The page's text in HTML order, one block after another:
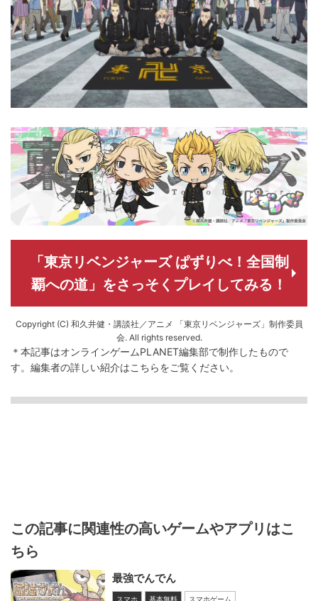
「東京リベンジャーズ ぱずりべ！全国制
覇への道」をさっそくプレイしてみる！
Copyright (C) 和久井健・講談社／アニメ 「東京リベンジャーズ」制作委員
会. All rights reserved.
＊本記事はオンラインゲームPLANET編集部で制作したもので
す。 編集者の詳しい紹介はこちらをご覧ください。
この記事に関連性の高いゲームやアプリはこ
ちら
最強でんでん
スマホ 基本無料 スマホゲーム